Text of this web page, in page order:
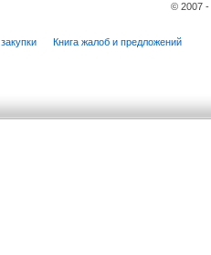
© 2007
Книга жалоб и предложений